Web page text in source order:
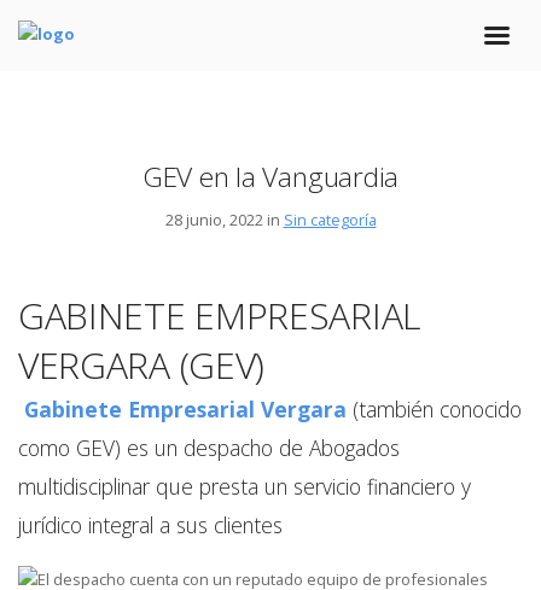
GEV en la Vanguardia
28 junio, 2022 in Sin categoría
GABINETE EMPRESARIAL
VERGARA (GEV)
Gabinete Empresarial Vergara (también conocido
como GEV) es un despacho de Abogados
multidisciplinar que presta un servicio financiero y
jurídico integral a sus clientes